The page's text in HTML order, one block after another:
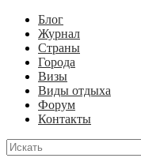
Блог
Журнал
Страны
Города
Визы
Виды отдыха
Форум
Контакты